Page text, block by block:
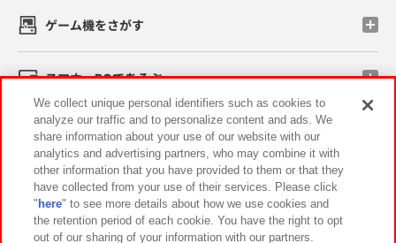
ゲーム機をさがす
スマホ・PCであそぶ
イベント・キャンペーン
関連会社 サステナビリティ サイトポリシー
We collect unique personal identifiers such as cookies to
analyze our traffic and to personalize content and ads. We
share information about your use of our website with our
analytics and advertising partners, who may combine it with
other information that you have provided to them or that they
have collected from your use of their services. Please click
" here" to see more details about how we use cookies and
the retention period of each cookie. You have the right to opt
out of our sharing of your information with our partners.